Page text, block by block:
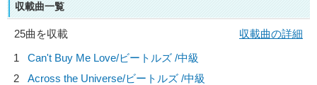
収載曲一覧
25曲を収載
収載曲の詳細
1
Can't Buy Me Love/ビートルズ /中級
2
Across the Universe/ビートルズ /中級